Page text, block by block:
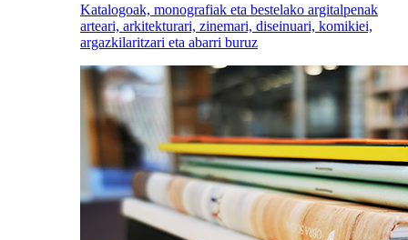
Katalogoak, monografiak eta bestelako argitalpenak
arteari, arkitekturari, zinemari, diseinuari, komikiei,
argazkilaritzari eta abarri buruz